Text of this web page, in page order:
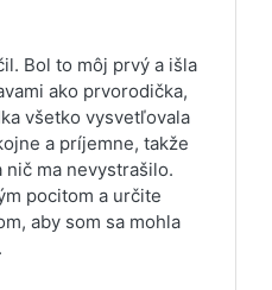
Bol to môj prvý a išla
ako prvorodička,
všetko vysvetľovala
a príjemne, takže
ma nevystrašilo.
pocitom a určite
aby som sa mohla